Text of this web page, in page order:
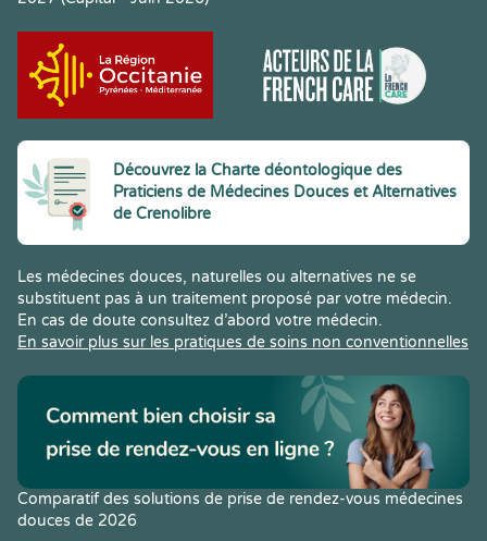
Découvrez la Charte déontologique des
Praticiens de Médecines Douces et Alternatives
de Crenolibre
Les médecines douces, naturelles ou alternatives ne se
substituent pas à un traitement proposé par votre médecin.
En cas de doute consultez d’abord votre médecin.
En savoir plus sur les pratiques de soins non conventionnelles
Comparatif des solutions de prise de rendez-vous médecines
douces de 2026